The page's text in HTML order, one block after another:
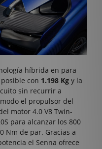
híbrida en para
con 1.198 Kg y la
sin recurrir a
el propulsor del
motor 4.0 V8 Twin-
para alcanzar los 800
Nm de par. Gracias a
el Senna ofrece